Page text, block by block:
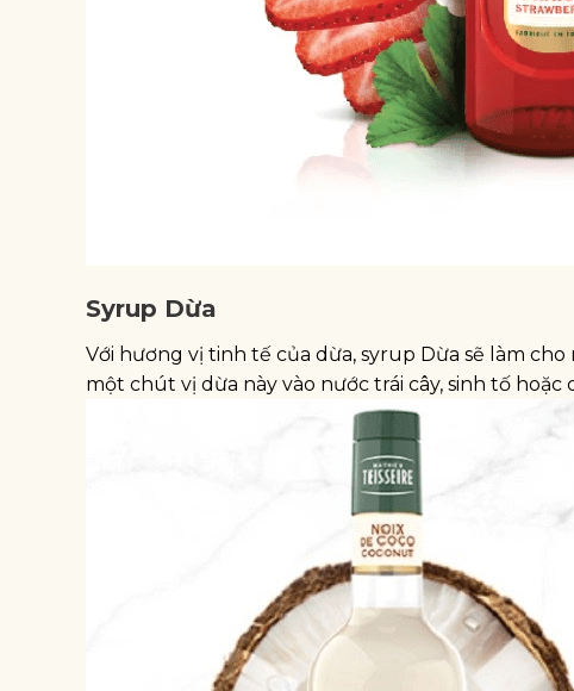
Syrup Dừa
Với hương vị tinh tế của dừa, syrup Dừa sẽ làm
một chút vị dừa này vào nước trái cây, sinh tố